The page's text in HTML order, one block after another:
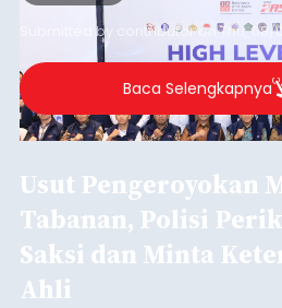
Submitted by contributoronThu,
Baca Selengkapnya
Usut Pengeroyokan
Tabanan, Polisi
Saksi dan Minta
Ahli